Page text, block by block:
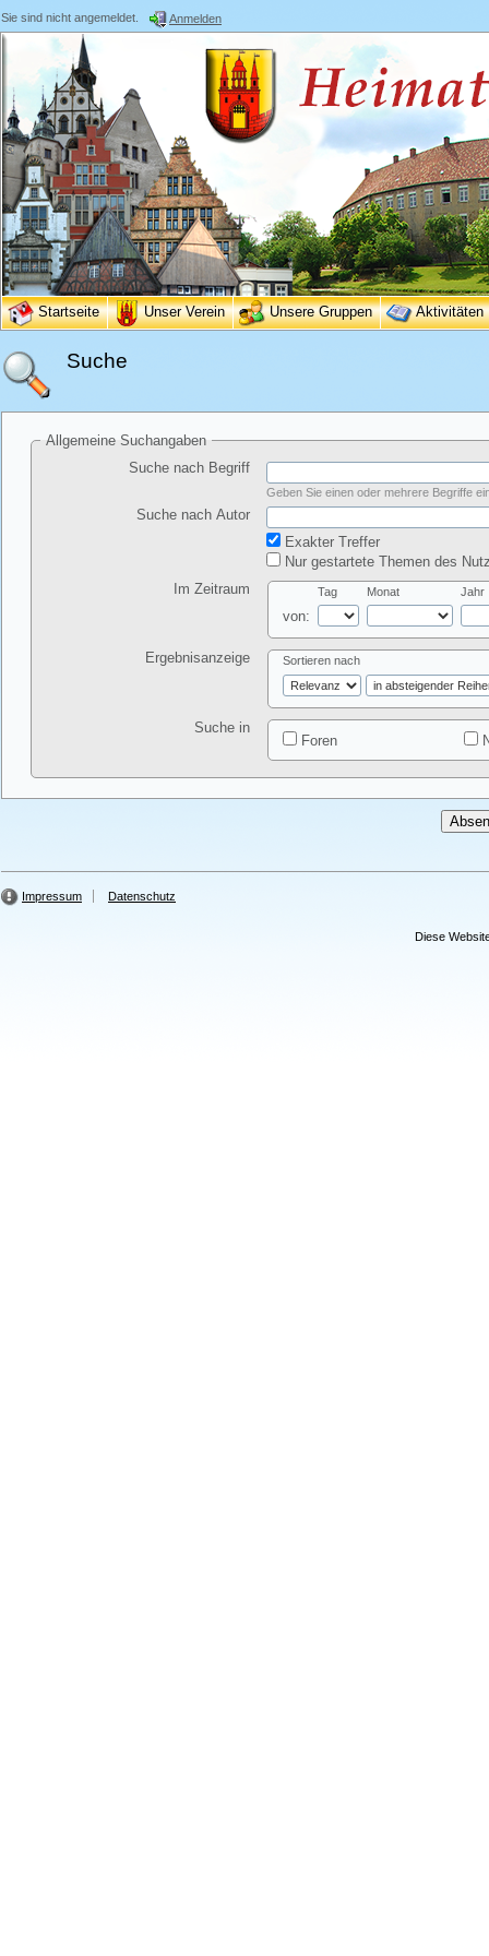
Sie sind nicht angemeldet. Anmelden
Startseite Unser Verein Unsere Gruppen Aktivitäten
Suche
Allgemeine Suchangaben
Suche nach Begriff
Geben Sie einen oder mehrere Begriffe
Suche nach Autor
Exakter Treffer
Nur gestartete Themen des
Im Zeitraum
von:
Tag Monat Jahr
Ergebnisanzeige Sortieren nach
Suche in
Foren
Impressum Datenschutz
Diese